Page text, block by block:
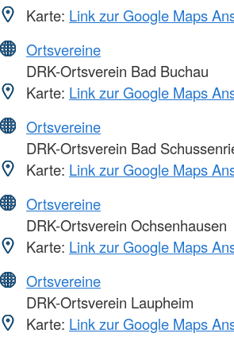
Karte: Link zur Google Maps
Ortsvereine
DRK-Ortsverein Bad Buchau
Karte: Link zur Google Maps
Ortsvereine
DRK-Ortsverein Bad
Karte: Link zur Google Maps
Ortsvereine
DRK-Ortsverein Ochsenhausen
Karte: Link zur Google Maps
Ortsvereine
DRK-Ortsverein Laupheim
Karte: Link zur Google Maps